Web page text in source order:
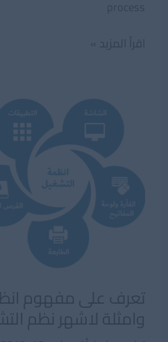
ماهو
التشغيل
اقرأ المزيد »
تعرف على مفهوم
وامثلة لاشهر نظم